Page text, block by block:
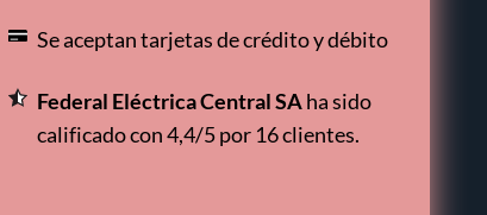
Se aceptan tarjetas de crédito y débito
Federal Eléctrica Central SAha sido
calificado con 4,4/5 por 16 clientes.